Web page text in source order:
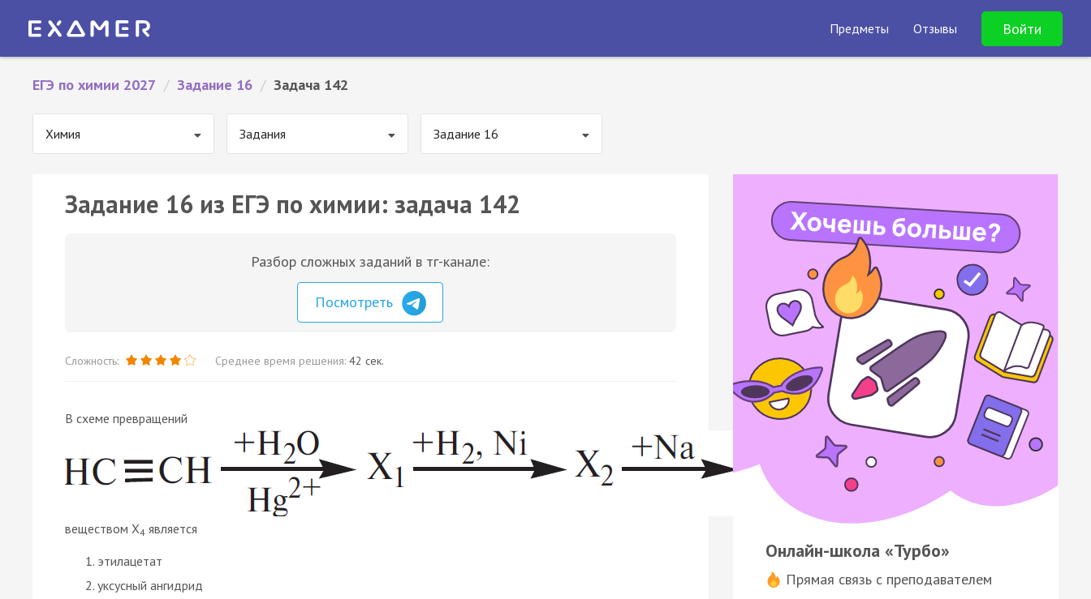
Предметы Отзывы Войти
ЕГЭ по химии 2027 / Задание 16 / Задача 142
Химия Задания Задание 16
Задание 16 из ЕГЭ по химии: задача 142
Разбор сложных заданий в тг-канале:
Посмотреть
Сложность: Среднее время решения: 42 сек.
В схеме превращений
веществом X4 является
этилацетат
уксусный ангидрид
Онлайн-школа «Турбо»
Прямая связь с преподавателем